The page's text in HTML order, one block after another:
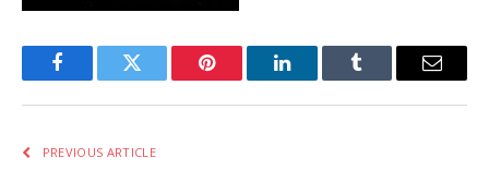
FacebookTwitter Pinterest LinkedInTumblr Email
PREVIOUS ARTICLE